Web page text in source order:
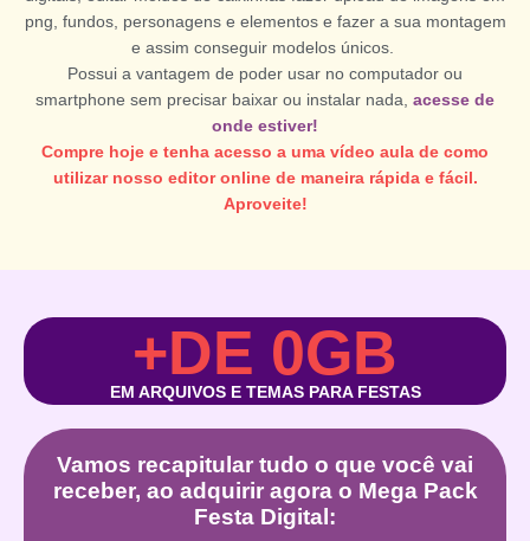
png, fundos, personagens e elementos e fazer a sua montagem
e assim conseguir modelos únicos.
Possui a vantagem de poder usar no computador ou
smartphone sem precisar baixar ou instalar nada, acesse de
onde estiver!
Compre hoje e tenha acesso a uma vídeo aula de como
utilizar nosso editor online de maneira rápida e fácil.
Aproveite!
EM ARQUIVOS E TEMAS PARA FESTAS
+DE 0GB
Vamos recapitular tudo o que você vai
receber, ao adquirir agora o Mega Pack
Festa Digital: